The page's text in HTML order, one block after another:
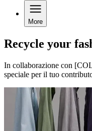
More
Recycle your
In collaborazione con
speciale per il tuo